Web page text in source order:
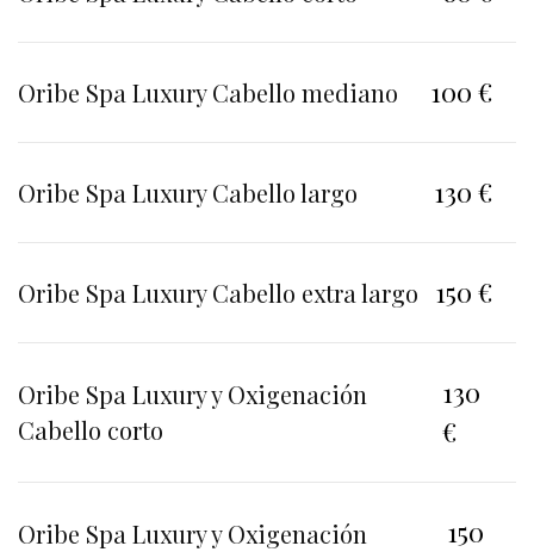
Oribe Spa Luxury Cabello mediano 100 €
Oribe Spa Luxury Cabello largo 130 €
Oribe Spa Luxury Cabello extra largo 150 €
Oribe Spa Luxury y Oxigenación
Cabello corto
130
€
Oribe Spa Luxury y Oxigenación
150